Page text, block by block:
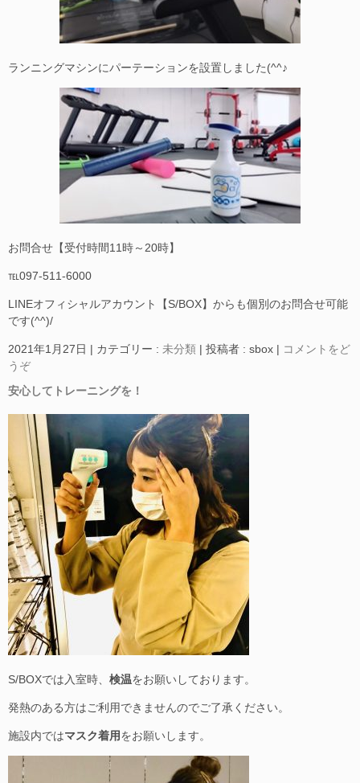
ランニングマシンにパーテーションを設置しました(^^♪
お問合せ【受付時間11時～20時】
℡097-511-6000
LINEオフィシャルアカウント【S/BOX】からも個別のお問合せ可能
です(^^)/
2021年1月27日 | カテゴリー : 未分類 | 投稿者 : sbox | コメントをど
うぞ
安心してトレーニングを！
S/BOXでは入室時、 検温をお願いしております。
発熱のある方はご利用できませんのでご了承ください。
施設内ではマスク着用をお願いします。